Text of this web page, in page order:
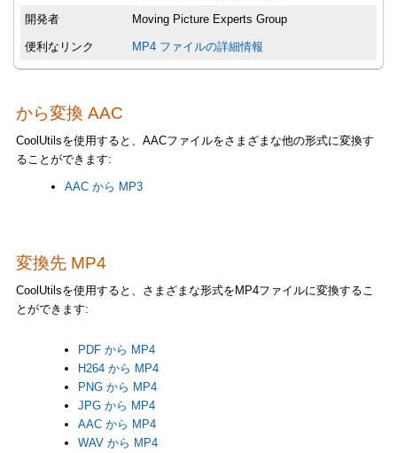
開発者 Moving Picture Experts Group
便利なリンク MP4 ファイルの詳細情報
から変換 AAC
CoolUtilsを使用すると、AACファイルをさまざまな他の形式に変換す
ることができます:
AAC から MP3
変換先 MP4
CoolUtilsを使用すると、さまざまな形式をMP4ファイルに変換するこ
とができます:
PDF から MP4
H264 から MP4
PNG から MP4
JPG から MP4
AAC から MP4
WAV から MP4